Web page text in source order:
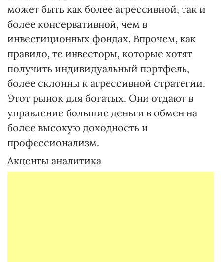
может быть как более агрессивной, так и
более консервативной, чем в
инвестиционных фондах. Впрочем, как
правило, те инвесторы, которые хотят
получить индивидуальный портфель,
более склонны к агрессивной стратегии.
Этот рынок для богатых. Они отдают в
управление большие деньги в обмен на
более высокую доходность и
профессионализм.
Акценты аналитика